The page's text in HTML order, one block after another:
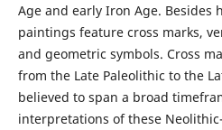
Age and early Iron Age. Besides
paintings feature cross marks,
and geometric symbols. Cross
from the Late Paleolithic to the
believed to span a broad
interpretations of these